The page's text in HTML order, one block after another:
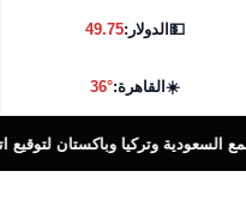
💵الدولار:49.75
☀️القاهرة:36°
وتركيا وباكستان لتوقيع اتفاقية